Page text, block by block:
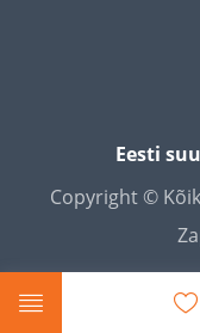
Eesti
Copyright ©